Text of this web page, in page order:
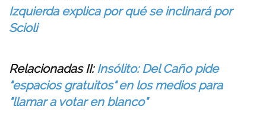
Izquierda explica por qué se inclinará por
Scioli
Relacionadas II:Insólito: Del Caño pide
"espacios gratuitos" en los medios para
"llamar a votar en blanco"